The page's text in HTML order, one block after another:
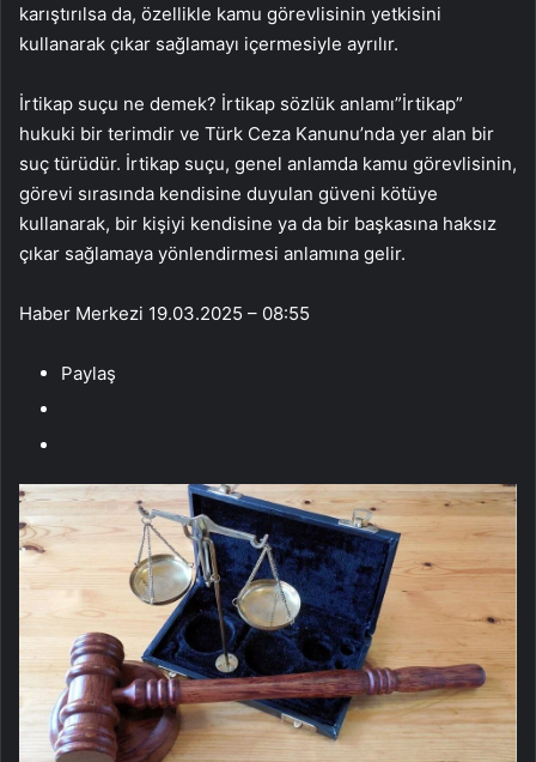
karıştırılsa da, özellikle kamu görevlisinin yetkisini
kullanarak çıkar sağlamayı içermesiyle ayrılır.
İrtikap suçu ne demek? İrtikap sözlük anlamı”İrtikap”
hukuki bir terimdir ve Türk Ceza Kanunu’nda yer alan bir
suç türüdür. İrtikap suçu, genel anlamda kamu görevlisinin,
görevi sırasında kendisine duyulan güveni kötüye
kullanarak, bir kişiyi kendisine ya da bir başkasına haksız
çıkar sağlamaya yönlendirmesi anlamına gelir.
Haber Merkezi 19.03.2025 – 08:55
Paylaş